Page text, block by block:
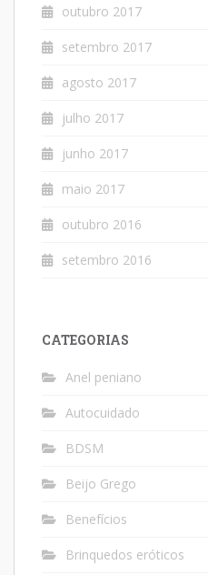
outubro 2017
setembro 2017
agosto 2017
julho 2017
junho 2017
maio 2017
outubro 2016
setembro 2016
CATEGORIAS
Anel peniano
Autocuidado
BDSM
Beijo Grego
Benefícios
Brinquedos eróticos